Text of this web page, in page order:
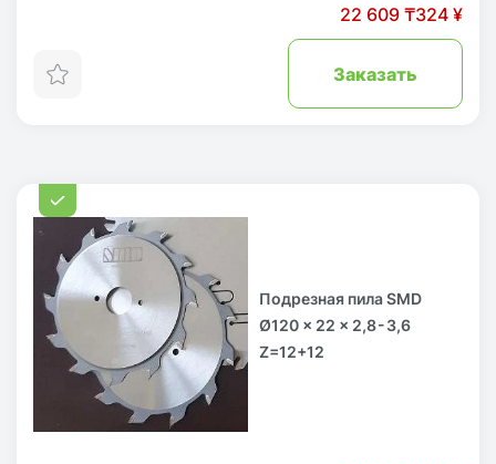
22 609 ₸324 ¥
Заказать
Подрезная пила SMD
Ø120 x 22 x 2,8 - 3,6
Z=12+12